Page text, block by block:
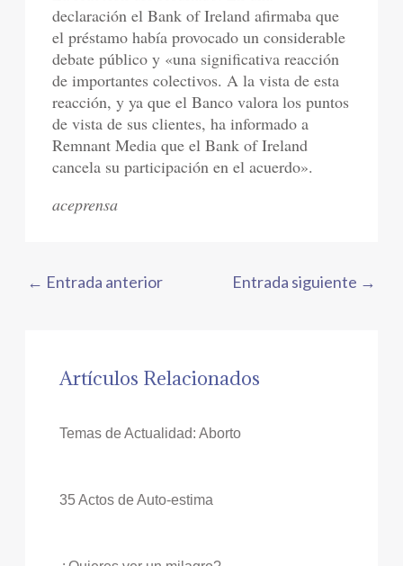
declaración el Bank of Ireland afirmaba que
el préstamo había provocado un considerable
debate público y «una significativa reacción
de importantes colectivos. A la vista de esta
reacción, y ya que el Banco valora los puntos
de vista de sus clientes, ha informado a
Remnant Media que el Bank of Ireland
cancela su participación en el acuerdo».
aceprensa
← Entrada anterior Entrada siguiente →
Artículos Relacionados
Temas de Actualidad: Aborto
35 Actos de Auto-estima